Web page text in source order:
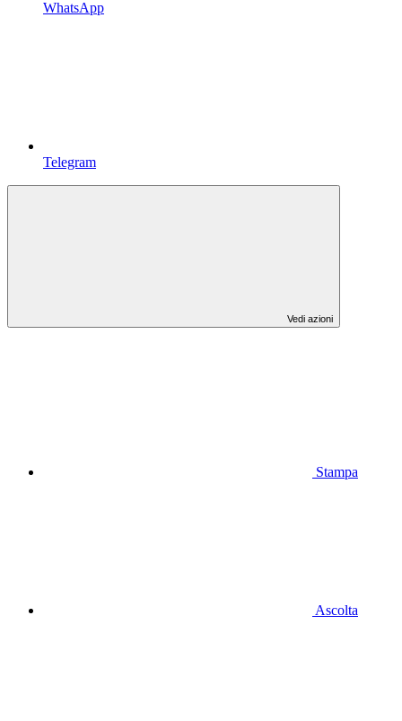
WhatsApp
Telegram
Vedi azioni
Stampa
Ascolta